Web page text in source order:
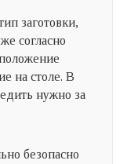
заготовки,
согласно
на столе. В
нужно за
безопасно